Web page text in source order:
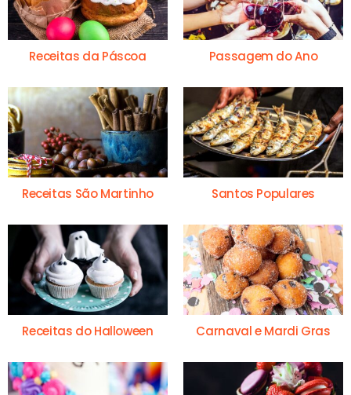
Receitas da Páscoa Passagem do Ano
Receitas São Martinho Santos Populares
Receitas do Halloween Carnaval e Mardi Gras